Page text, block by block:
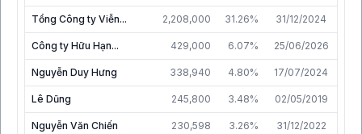
Tổng Công ty Viễn... 2,208,000 31.26% 31/12/2024
Công ty Hữu Hạn... 429,000 6.07% 25/06/2026
Nguyễn Duy Hưng 338,940 4.80% 17/07/2024
Lê Dũng 245,800 3.48% 02/05/2019
Nguyễn Văn Chiến 230,598 3.26% 31/12/2022